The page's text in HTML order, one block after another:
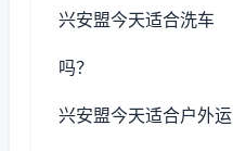
兴安盟今天适合洗车
吗？
兴安盟今天适合户外运